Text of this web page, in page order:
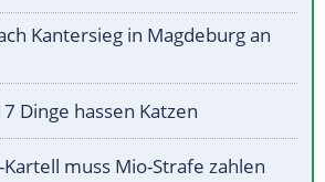
Kantersieg in Magdeburg an
Dinge hassen Katzen
muss Mio-Strafe zahlen